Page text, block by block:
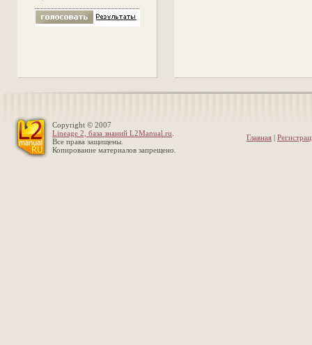
Copyright © 2007
Lineage 2, база знаний L2Manual.ru
Все права защищены.
Копирование материалов запрещено.
Главная |